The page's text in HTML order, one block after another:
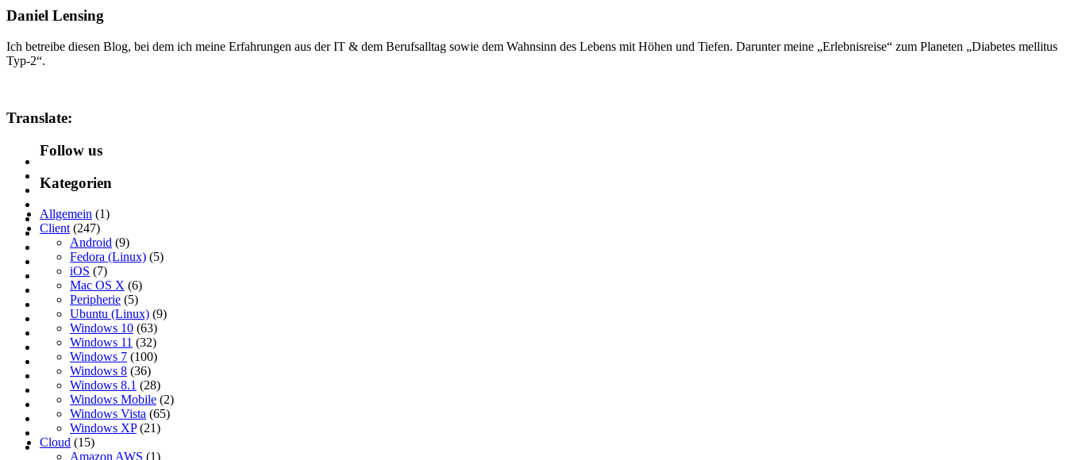
Daniel Lensing
Ich betreibe diesen Blog, bei dem ich meine Erfahrungen aus der IT & dem Berufsalltag sowie dem Wahnsinn des Lebens mit Höhen und Tiefen. Darunter meine „Erlebnisreise“ zum Planeten „Diabetes mellitus
Typ-2“.
Translate:
Follow us
Kategorien
Allgemein (1)
Client (247)
Android (9)
Fedora (Linux) (5)
iOS (7)
Mac OS X (6)
Peripherie (5)
Ubuntu (Linux) (9)
Windows 10 (63)
Windows 11 (32)
Windows 7 (100)
Windows 8 (36)
Windows 8.1 (28)
Windows Mobile (2)
Windows Vista (65)
Windows XP(21)
Cloud (15)
Amazon AWS (1)